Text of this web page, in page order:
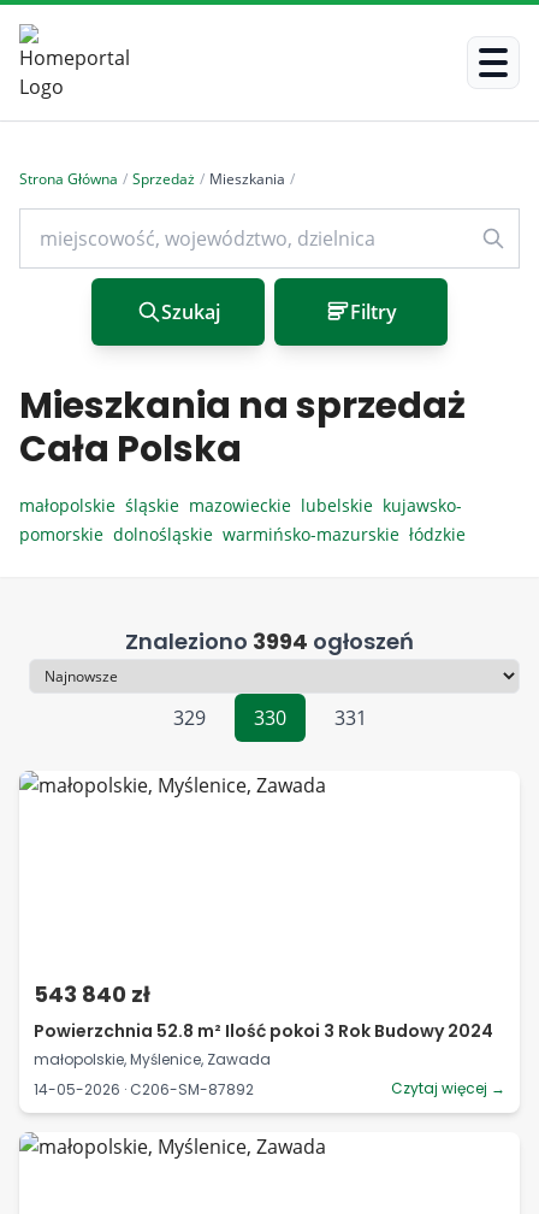
Strona Główna / Sprzedaż / Mieszkania /
Szukaj Filtry
Mieszkania na sprzedaż
Cała Polska
małopolskie śląskie mazowieckie lubelskie kujawsko-
pomorskie dolnośląskie warmińsko-mazurskie łódzkie
Znaleziono 3994 ogłoszeń
Sortowanie
329
330 331
543 840 zł
Powierzchnia 52.8 m² Ilość pokoi 3 Rok Budowy 2024
małopolskie, Myślenice, Zawada
14-05-2026 · C206-SM-87892
Czytaj więcej →